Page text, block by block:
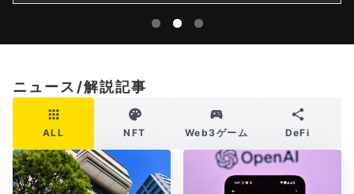
ニュース/解説記事
ALL NFT Web3ゲーム DeFi